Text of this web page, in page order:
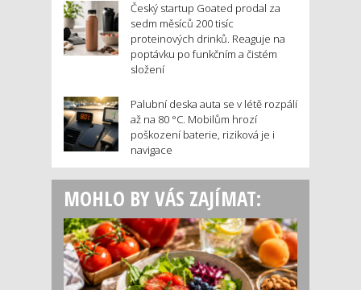
Český startup Goated prodal za
sedm měsíců 200 tisíc
proteinových drinků. Reaguje na
poptávku po funkčním a čistém
složení
Palubní deska auta se v létě rozpálí
až na 80 °C. Mobilům hrozí
poškození baterie, riziková je i
navigace
MOHLO BY VÁS ZAJÍMAT: